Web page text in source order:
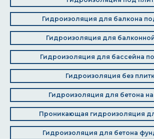
Гидроизоляция для балкона
Гидроизоляция для
Гидроизоляция для бассейна
Гидроизоляция без
Гидроизоляция для бетона
Проникающая гидроизоляция
Гидроизоляция для бетона